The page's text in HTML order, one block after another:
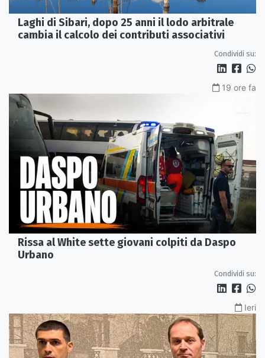
Laghi di Sibari, dopo 25 anni il lodo arbitrale
cambia il calcolo dei contributi associativi
Condividi su:
19 ore fa
Rissa al White sette giovani colpiti da Daspo
Urbano
Condividi su:
Ieri